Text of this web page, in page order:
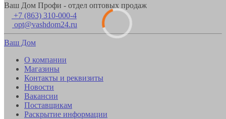
Ваш Дом Профи - отдел оптовых продаж
+7 (863) 310-000-4
opt@vashdom24.ru
Ваш Дом
О компании
Магазины
Контакты и реквизиты
Новости
Вакансии
Поставщикам
Раскрытие информации